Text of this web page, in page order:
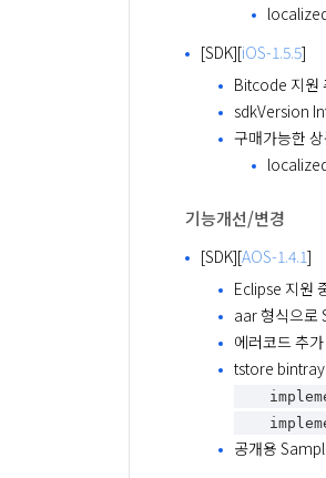
[SDK][iOS-1.5.5]
Bitcode 지원
sdkVersion
구매가능한
기능개선/변경
[SDK][AOS-1.4.1]
Eclipse 지원
aar 형식으로
에러코드 추
tstore bintray
공개용